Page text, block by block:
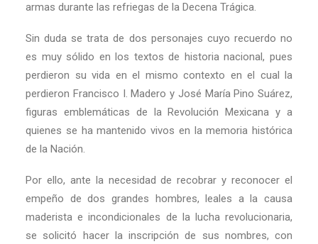
armas durante las refriegas de la Decena Trágica.
Sin duda se trata de dos personajes cuyo recuerdo no
es muy sólido en los textos de historia nacional, pues
perdieron su vida en el mismo contexto en el cual la
perdieron Francisco I. Madero y José María Pino Suárez,
figuras emblemáticas de la Revolución Mexicana y a
quienes se ha mantenido vivos en la memoria histórica
de la Nación.
Por ello, ante la necesidad de recobrar y reconocer el
empeño de dos grandes hombres, leales a la causa
maderista e incondicionales de la lucha revolucionaria,
se solicitó hacer la inscripción de sus nombres, con